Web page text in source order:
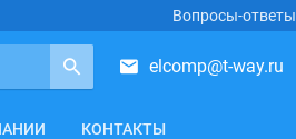
Вопросы-ответы
elcomp@t-way.ru
КОНТАКТЫ